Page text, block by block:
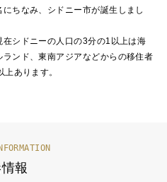
ちなみ、シドニー市が誕生しまし
シドニーの人口の3分の1以上は海
ンド、東南アジアなどからの移住者
あります。
報